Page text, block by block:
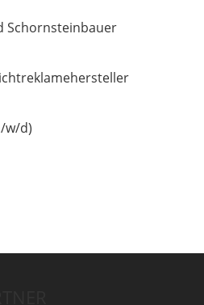
Schornsteinbauer
w/d)